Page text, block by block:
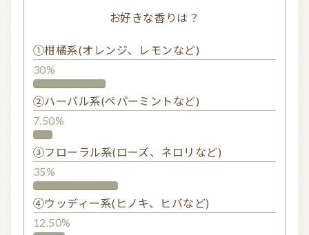
お好きな香りは？
①柑橘系(オレンジ、レモンなど)
30%
②ハーバル系(ペパーミントなど)
7.50%
③フローラル系(ローズ、ネロリなど)
35%
④ウッディー系(ヒノキ、ヒバなど)
12.50%